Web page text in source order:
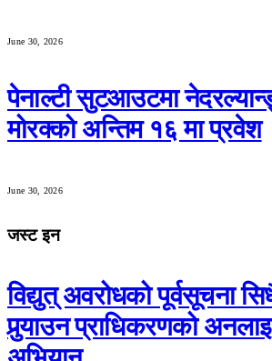
June 30, 2026
पेनाल्टी सुटआउटमा
मोरक्को अन्तिम १६ मा प्रवेश
June 30, 2026
जस्ट इन
विद्युत् अवरोधको पूर्वसूचना
पुर्‍याउन प्राधिकरणको